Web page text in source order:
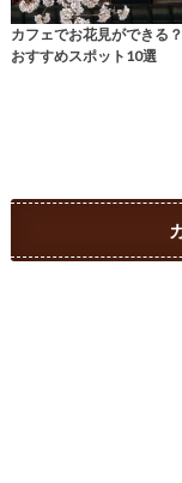
カフェでお花見ができる
おすすめスポット10選